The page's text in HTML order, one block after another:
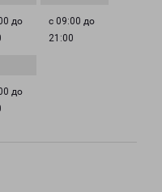
до
с 09:00 до
21:00
до